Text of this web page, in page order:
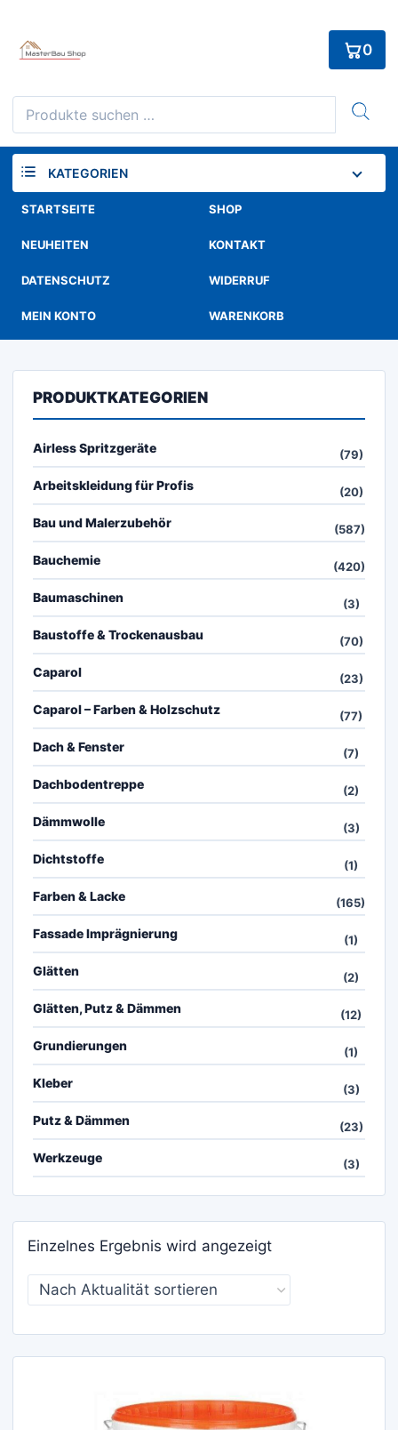
content
Suchen
nach:
0
KATEGORIEN
STARTSEITE SHOP
NEUHEITEN KONTAKT
DATENSCHUTZ WIDERRUF
MEIN KONTO WARENKORB
PRODUKTKATEGORIEN
Airless Spritzgeräte (79)
Arbeitskleidung für Profis (20)
Bau und Malerzubehör (587)
Bauchemie (420)
Baumaschinen (3)
Baustoffe & Trockenausbau (70)
Caparol (23)
Caparol – Farben & Holzschutz (77)
Dach & Fenster (7)
Dachbodentreppe (2)
Dämmwolle (3)
Dichtstoffe (1)
Farben & Lacke (165)
Fassade Imprägnierung (1)
Glätten (2)
Glätten, Putz & Dämmen (12)
Grundierungen (1)
Kleber (3)
Putz & Dämmen (23)
Werkzeuge (3)
Einzelnes Ergebnis wird angezeigt